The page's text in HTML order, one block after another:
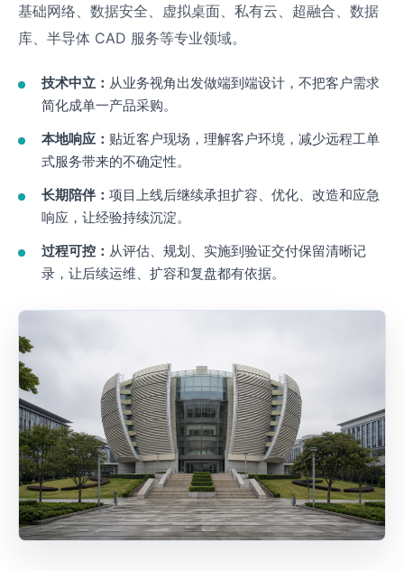
基础网络、数据安全、虚拟桌面、私有云、超融合、数据
库、半导体 CAD 服务等专业领域。
技术中立： 从业务视角出发做端到端设计，不把客户需求
简化成单一产品采购。
本地响应： 贴近客户现场，理解客户环境，减少远程工单
式服务带来的不确定性。
长期陪伴： 项目上线后继续承担扩容、优化、改造和应急
响应，让经验持续沉淀。
过程可控： 从评估、规划、实施到验证交付保留清晰记
录，让后续运维、扩容和复盘都有依据。